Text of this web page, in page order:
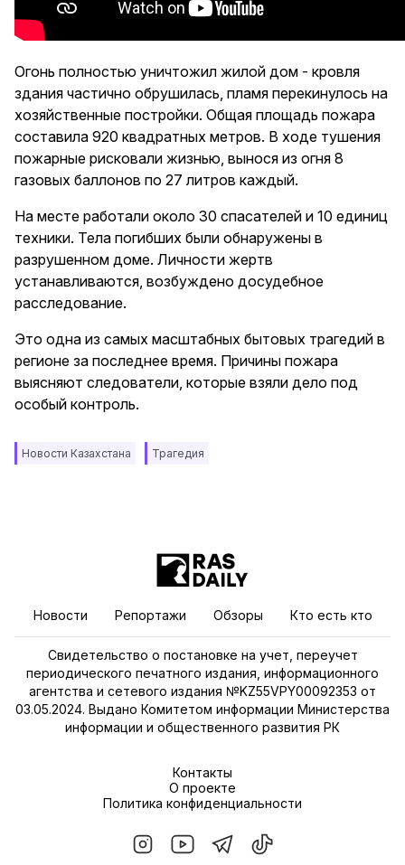
Огонь полностью уничтожил жилой дом - кровля
здания частично обрушилась, пламя перекинулось на
хозяйственные постройки. Общая площадь пожара
составила 920 квадратных метров. В ходе тушения
пожарные рисковали жизнью, вынося из огня 8
газовых баллонов по 27 литров каждый.
На месте работали около 30 спасателей и 10 единиц
техники. Тела погибших были обнаружены в
разрушенном доме. Личности жертв
устанавливаются, возбуждено досудебное
расследование.
Это одна из самых масштабных бытовых трагедий в
регионе за последнее время. Причины пожара
выясняют следователи, которые взяли дело под
особый контроль.
Новости Казахстана Трагедия
Новости Репортажи Обзоры Кто есть кто
Свидетельство о постановке на учет, переучет
периодического печатного издания, информационного
агентства и сетевого издания №KZ55VPY00092353 от
03.05.2024. Выдано Комитетом информации Министерства
информации и общественного развития РК
Контакты
О проекте
Политика конфиденциальности